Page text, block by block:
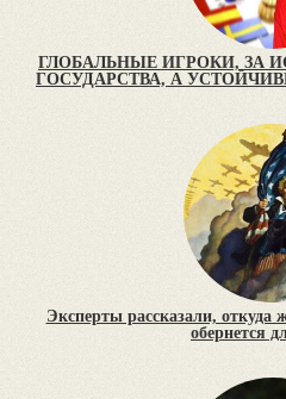
ГЛОБАЛЬНЫЕ ИГРОКИ, ЗА
ГОСУДАРСТВА, А
Эксперты рассказали, откуда
обернется